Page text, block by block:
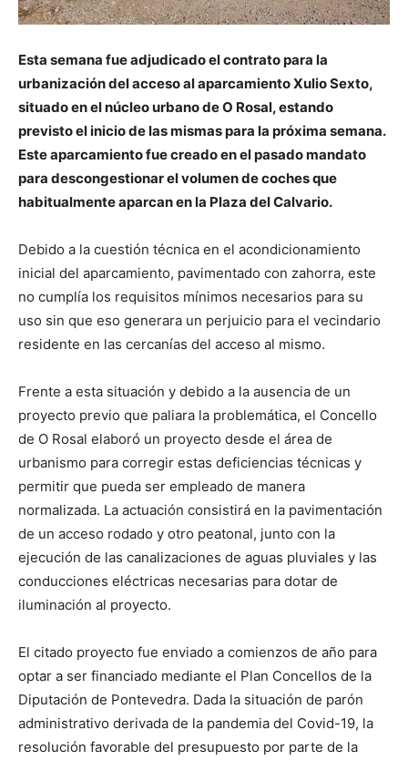
Esta semana fue adjudicado el contrato para la
urbanización del acceso al aparcamiento Xulio Sexto,
situado en el núcleo urbano de O Rosal, estando
previsto el inicio de las mismas para la próxima semana.
Este aparcamiento fue creado en el pasado mandato
para descongestionar el volumen de coches que
habitualmente aparcan en la Plaza del Calvario.
Debido a la cuestión técnica en el acondicionamiento
inicial del aparcamiento, pavimentado con zahorra, este
no cumplía los requisitos mínimos necesarios para su
uso sin que eso generara un perjuicio para el vecindario
residente en las cercanías del acceso al mismo.
Frente a esta situación y debido a la ausencia de un
proyecto previo que paliara la problemática, el Concello
de O Rosal elaboró un proyecto desde el área de
urbanismo para corregir estas deficiencias técnicas y
permitir que pueda ser empleado de manera
normalizada. La actuación consistirá en la pavimentación
de un acceso rodado y otro peatonal, junto con la
ejecución de las canalizaciones de aguas pluviales y las
conducciones eléctricas necesarias para dotar de
iluminación al proyecto.
El citado proyecto fue enviado a comienzos de año para
optar a ser financiado mediante el Plan Concellos de la
Diputación de Pontevedra. Dada la situación de parón
administrativo derivada de la pandemia del Covid-19, la
resolución favorable del presupuesto por parte de la